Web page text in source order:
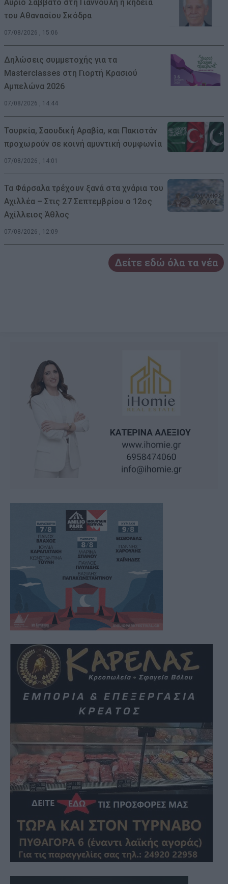
Αύριο Σάββατο στη Γιάννουλη η κηδεία
του Αθανασίου Σκόδρα
07/08/2026 , 15:06
Δηλώσεις συμμετοχής για τα
Masterclasses στη Γιορτή Κρασιού
Αμπελώνα 2026
07/08/2026 , 14:44
Τουρκία, Σαουδική Αραβία, και Πακιστάν
προχωρούν σε κοινή αμυντική συμφωνία
07/08/2026 , 14:01
Τα Φάρσαλα τρέχουν ξανά στα χνάρια του
Αχιλλέα – Στις 27 Σεπτεμβρίου ο 12ος
Αχίλλειος Άθλος
07/08/2026 , 12:09
Δείτε εδώ όλα τα νέα